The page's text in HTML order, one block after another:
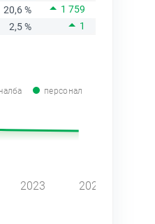
20,6 %
1 759
2,5 % 1
персонал
2023 2024